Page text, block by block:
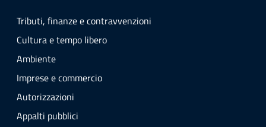
Tributi, finanze e contravvenzioni
Cultura e tempo libero
Ambiente
Imprese e commercio
Autorizzazioni
Appalti pubblici